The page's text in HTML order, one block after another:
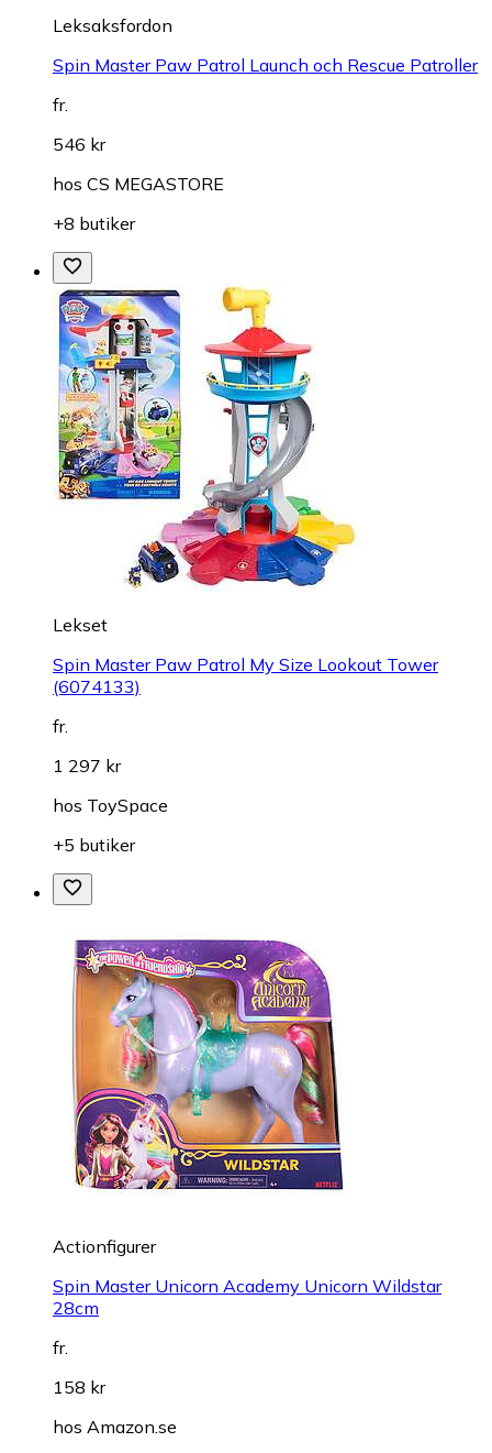
Leksaksfordon
Spin Master Paw Patrol Launch och Rescue Patroller
fr.
546 kr
hos CS MEGASTORE
+8 butiker
Lekset
Spin Master Paw Patrol My Size Lookout Tower
(6074133)
fr.
1 297 kr
hos ToySpace
+5 butiker
Actionfigurer
Spin Master Unicorn Academy Unicorn Wildstar
28cm
fr.
158 kr
hos Amazon.se